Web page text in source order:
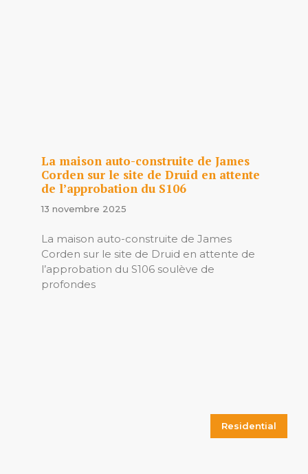
La maison auto-construite de James
Corden sur le site de Druid en attente
de l’approbation du S106
13 novembre 2025
La maison auto-construite de James
Corden sur le site de Druid en attente de
l’approbation du S106 soulève de
profondes
Residential